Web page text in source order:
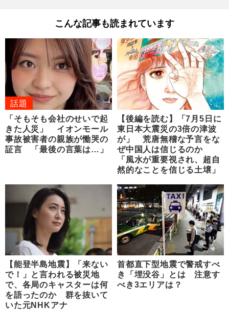
こんな記事も読まれています
話題
「そもそも会社のせいで起
きた人災」 イオンモール
事故被害者の親族が慟哭の
証言 「最後の言葉は…」
【後編を読む】「7月5日に
東日本大震災の3倍の津波
が」 荒唐無稽な予言をな
ぜ中国人は信じるのか
「風水が重要視され、超自
然的なことを信じる土壌」
【能登半島地震】「来ない
で！」と言われる被災地
で、各局のキャスターは何
を語ったのか 群を抜いて
いた元NHKアナ
首都直下型地震で警戒すべ
き「埋没谷」とは 注意す
べき3エリアは？